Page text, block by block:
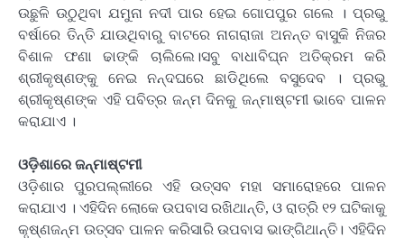
ଉଛୁଳି ଉଠୁଥିବା ଯମୁନା ନଦୀ ପାର ହେଇ ଗୋପପୁର ଗଲେ । ପ୍ରଭୁ
ବର୍ଷାରେ ତିନ୍ତି ଯାଉଥିବାରୁ ବାଟରେ ନାଗରାଜା ଅନନ୍ତ ବାସୁକି ନିଜର
ବିଶାଳ ଫଣା ଢାଙ୍କି ଚାଲିଲେ।ସବୁ ବାଧାବିଘ୍ନ ଅତିକ୍ରମ କରି
ଶ୍ରୀକୃଷ୍ଣଙ୍କୁ ନେଇ ନନ୍ଦଘରେ ଛାଡିଥିଲେ ବସୁଦେବ । ପ୍ରଭୁ
ଶ୍ରୀକୃଷ୍ଣଙ୍କ ଏହି ପବିତ୍ର ଜନ୍ମ ଦିନକୁ ଜନ୍ମାଷ୍ଟମୀ ଭାବେ ପାଳନ
କରାଯାଏ ।
ଓଡ଼ିଶାରେ ଜନ୍ମାଷ୍ଟମୀ
ଓଡ଼ିଶାର ପୁରପଲ୍ଲୀରେ ଏହି ଉତ୍ସବ ମହା ସମାରୋହରେ ପାଳନ
କରାଯାଏ । ଏହିଦିନ ଲୋକେ ଉପବାସ ରଖିଥାନ୍ତି, ଓ ରାତ୍ରି ୧୨ ଘଟିକାକୁ
କୃଷ୍ଣଜନ୍ମ ଉତ୍ସବ ପାଳନ କରିସାରି ଉପବାସ ଭାଙ୍ଗିଥାନ୍ତି। ଏହିଦିନ